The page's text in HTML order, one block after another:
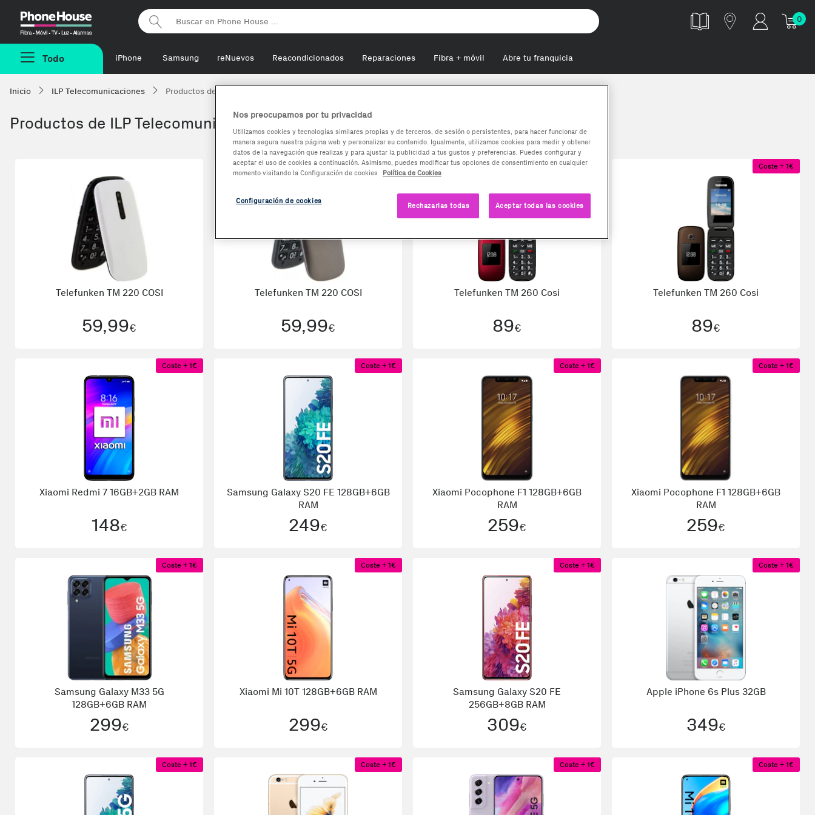
Phonehouse
0
Todo iPhone Samsung reNuevos Reacondicionados Reparaciones Fibra + móvil Abre tu franquicia
Inicio ILP Telecomunicaciones Productos de ILP Telecomunicaciones
Productos de ILP Telecomunicaciones
Telefunken TM 220 COSI
59,99€
Telefunken TM 220 COSI
59,99€
Coste + 1€
Telefunken TM 260 Cosi
89€
Coste + 1€
Telefunken TM 260 Cosi
89€
Coste + 1€
Xiaomi Redmi 7 16GB+2GB RAM
148€
Coste + 1€
Samsung Galaxy S20 FE 128GB+6GB
RAM
249€
Coste + 1€
Xiaomi Pocophone F1 128GB+6GB
RAM
259€
Coste + 1€
Xiaomi Pocophone F1 128GB+6GB
RAM
259€
Coste + 1€
Samsung Galaxy M33 5G
128GB+6GB RAM
299€
Coste + 1€
Xiaomi Mi 10T 128GB+6GB RAM
299€
Coste + 1€
Samsung Galaxy S20 FE
256GB+8GB RAM
309€
Coste + 1€
Apple iPhone 6s Plus 32GB
349€
Coste + 1€ Coste + 1€ Coste + 1€ Coste + 1€
Nos preocupamos por tu privacidad
Utilizamos cookies y tecnologías similares propias y de terceros, de sesión o persistentes, para hacer funcionar de
manera segura nuestra página web y personalizar su contenido. Igualmente, utilizamos cookies para medir y obtener
datos de la navegación que realizas y para ajustar la publicidad a tus gustos y preferencias. Puedes configurar y
aceptar el uso de cookies a continuación. Asimismo, puedes modificar tus opciones de consentimiento en cualquier
momento visitando la Configuración de cookies
Política de Cookies
Rechazarlas todas Aceptar todas las cookies
Configuración de cookies